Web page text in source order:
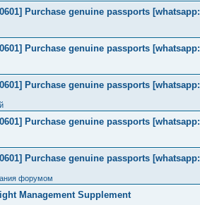
Purchase genuine passports [whatsapp:
Purchase genuine passports [whatsapp:
Purchase genuine passports [whatsapp:
Purchase genuine passports [whatsapp:
Purchase genuine passports [whatsapp:
форумом
Management Supplement